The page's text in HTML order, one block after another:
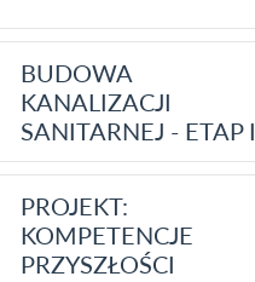
BUDOWA
KANALIZACJI
SANITARNEJ - ETAP I
PROJEKT:
KOMPETENCJE
PRZYSZŁOŚCI